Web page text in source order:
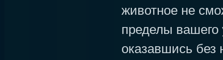
животное не
пределы вашего
оказавшись без